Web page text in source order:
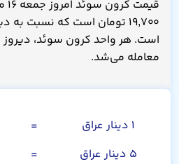
۱۹,۷۰۰ تومان است که نسبت
معامله می‌شد.
۱ دینار عراق =
۵ دینار عراق
=